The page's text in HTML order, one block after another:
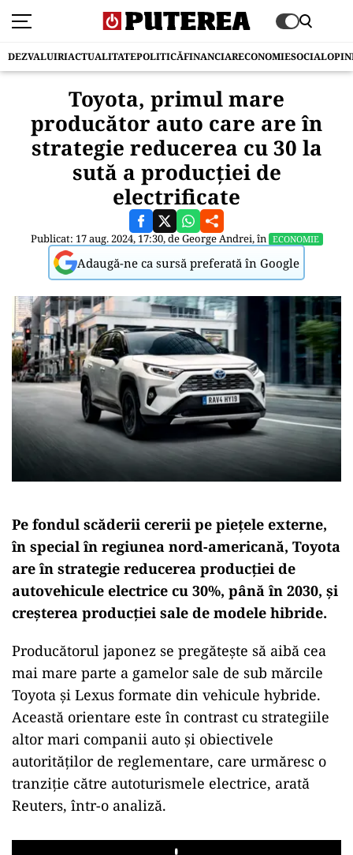
DEZVALUIRIACTUALITATEPOLITICĂFINANCIARECONOMIESOCIAL
Toyota, primul mare
producător auto care are în
strategie reducerea cu 30 la
sută a producției de
electrificate
Publicat: 17 aug. 2024, 17:30, deGeorge Andrei, în ECONOMIE
Adaugă-ne ca sursă preferată în Google
Pe fondul scăderii cererii pe piețele externe,
în special în regiunea nord-americană, Toyota
are în strategie reducerea producției de
autovehicule electrice cu 30%, până în 2030, și
creșterea producției sale de modele hibride.
Producătorul japonez se pregătește să aibă cea
mai mare parte a gamelor sale de sub mărcile
Toyota și Lexus formate din vehicule hybride.
Această orientare este în contrast cu strategiile
altor mari companii auto și obiectivele
autorităților de reglementare, care urmăresc o
tranziție către autoturismele electrice, arată
Reuters, într-o analiză.